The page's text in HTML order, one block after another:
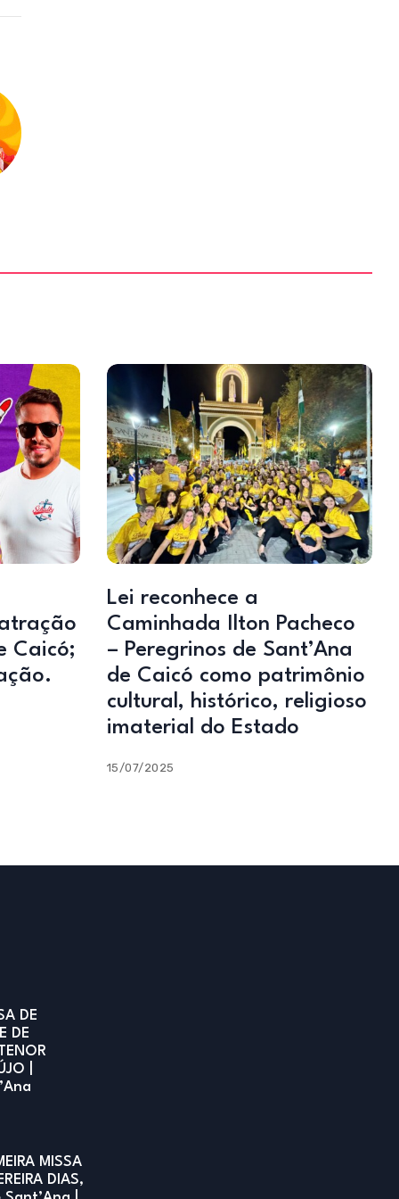
Caicó;
Lei reconhece a
Caminhada Ilton Pacheco
– Peregrinos de Sant’Ana
de Caicó como patrimônio
cultural, histórico, religioso
imaterial do Estado
15/07/2025
DE
DE
|
MISSA
DIAS,